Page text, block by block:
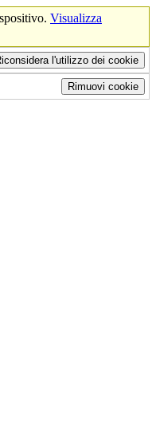
Visualizza
l'utilizzo dei cookie
Rimuovi cookie